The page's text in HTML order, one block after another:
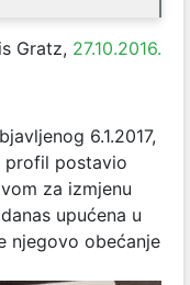
Gratz, 27.10.2016.
6.1.2017,
profil postavio
za izmjenu
upućena u
njegovo obećanje